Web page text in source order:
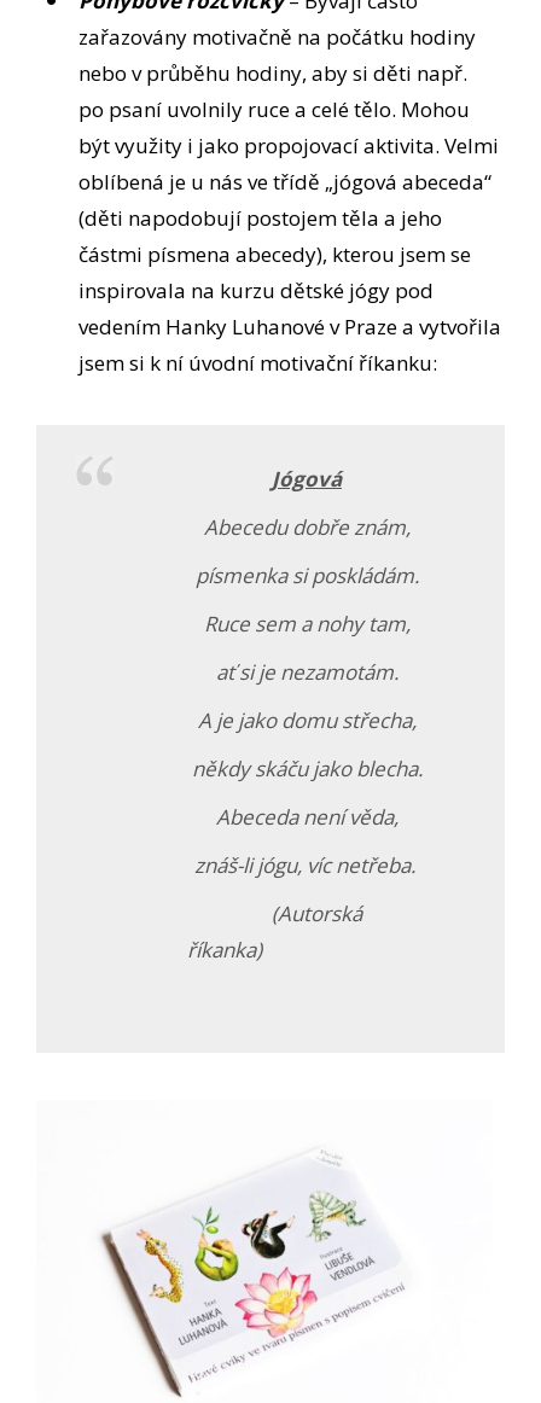
zařazovány motivačně na počátku hodiny
nebo v průběhu hodiny, aby si děti např.
po psaní uvolnily ruce a celé tělo. Mohou
být využity i jako propojovací aktivita. Velmi
oblíbená je u nás ve třídě „jógová abeceda“
(děti napodobují postojem těla a jeho
částmi písmena abecedy), kterou jsem se
inspirovala na kurzu dětské jógy pod
vedením Hanky Luhanové v Praze a vytvořila
jsem si k ní úvodní motivační říkanku:
Jógová
Abecedu dobře znám,
písmenka si poskládám.
Ruce sem a nohy tam,
ať si je nezamotám.
A je jako domu střecha,
někdy skáču jako blecha.
Abeceda není věda,
znáš-li jógu, víc netřeba.
(Autorská
říkanka)